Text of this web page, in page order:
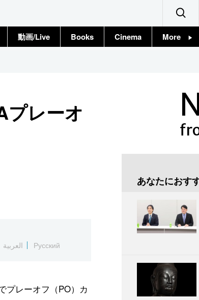
動画/Live Books Cinema More
レーオ
العربية Русский
プレーオフ（PO）カ
あなたにおす